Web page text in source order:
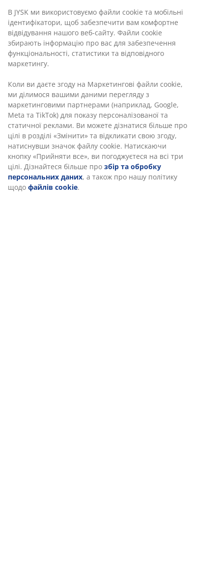
В JYSK ми використовуємо файли cookie та мобільні
ідентифікатори, щоб забезпечити вам комфортне
відвідування нашого веб-сайту. Файли cookie
збирають інформацію про вас для забезпечення
функціональності, статистики та відповідного
маркетингу.
Коли ви даєте згоду на Маркетингові файли cookie,
ми ділимося вашими даними перегляду з
маркетинговими партнерами (наприклад, Google,
Meta та TikTok) для показу персоналізованої та
статичної реклами. Ви можете дізнатися більше про
цілі в розділі «Змінити» та відкликати свою згоду,
натиснувши значок файлу cookie. Натискаючи
кнопку «Прийняти все», ви погоджуєтеся на всі три
цілі. Дізнайтеся більше про збір та обробку
персональних даних, а також про нашу політику
щодо файлів cookie.